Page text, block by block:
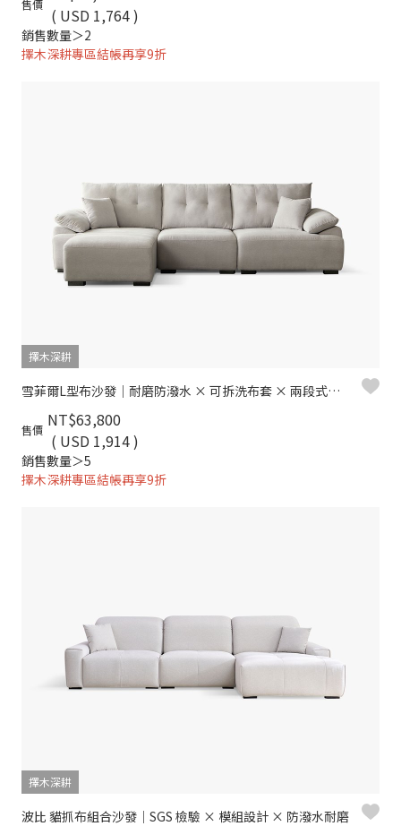
售價
( USD 1,764 )
銷售數量＞2
擇木深耕專區結帳再享9折
擇木深耕
雪菲爾L型布沙發｜耐磨防潑水 × 可拆洗布套 × 兩段式背靠 – 擇木深耕
售價 NT$63,800
( USD 1,914 )
銷售數量＞5
擇木深耕專區結帳再享9折
擇木深耕
波比 貓抓布組合沙發｜SGS 檢驗 × 模組設計 × 防潑水耐磨